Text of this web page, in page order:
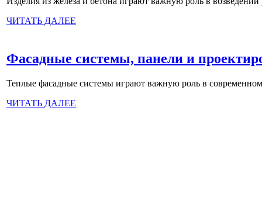
ЧИТАТЬ ДАЛЕЕ
Фасадные системы, панели и
Теплые фасадные системы играют важную роль в
ЧИТАТЬ ДАЛЕЕ